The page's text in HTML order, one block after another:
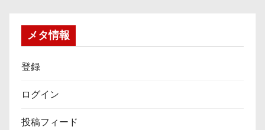
メタ情報
登録
ログイン
投稿フィード